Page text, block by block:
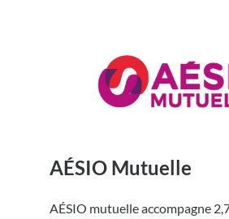
AÉSIO Mutuelle
AÉSIO mutuelle accompagne